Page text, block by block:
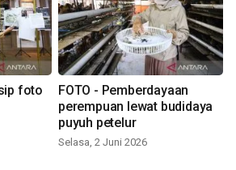
foto
FOTO - Pemberdayaan
perempuan lewat budidaya
puyuh petelur
Selasa, 2 Juni 2026